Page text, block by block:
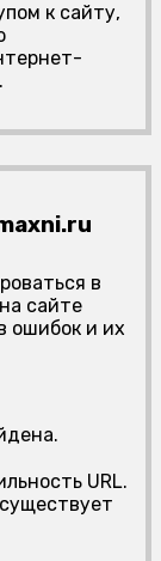
к сайту,
в
сайте
ошибок и их
URL.